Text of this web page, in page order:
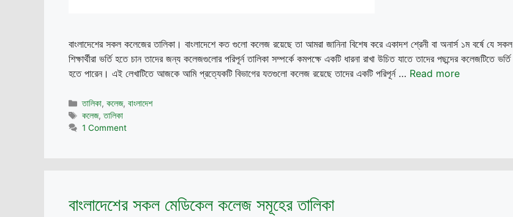
বাংলাদেশের সকল কলেজের তালিকা। বাংলাদেশে কত গুলো কলেজ রয়েছে তা আমরা জানিনা বিশেষ করে একাদশ শ্রেনী বা অনার্স ১ম বর্ষে যে সকল
শিক্ষার্থীরা ভর্তি হতে চান তাদের জন্য কলেজগুলোর পরিপূর্ন তালিকা সম্পর্কে কমপক্ষে একটি ধারনা রাখা উচিত যাতে তাদের পছন্দের কলেজটিতে ভর্তি
হতে পারেন। এই লেখাটিতে আজকে আমি প্রত্যেকটি বিভাগের যতগুলো কলেজ রয়েছে তাদের একটি পরিপূর্ন … Read more
Categories
তালিকা, কলেজ, বাংলাদেশ
Tags
কলেজ,তালিকা
1 Comment
বাংলাদেশের সকল মেডিকেল কলেজ সমূহের তালিকা